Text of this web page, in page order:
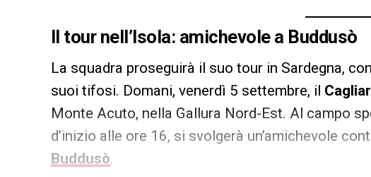
Il tour nell’Isola: amichevole a Buddusò
La squadra proseguirà il suo tour in Sardegna,
suoi tifosi. Domani, venerdì 5 settembre, il
Monte Acuto, nella Gallura Nord-Est. Al campo
d’inizio alle ore 16, si svolgerà un’amichevole
Buddusò.